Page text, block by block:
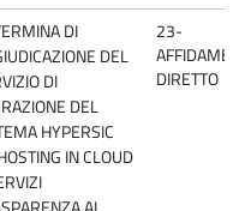
DI
DEL
DI
DEL
HYPERSIC
IN CLOUD
23-
DIRETTO